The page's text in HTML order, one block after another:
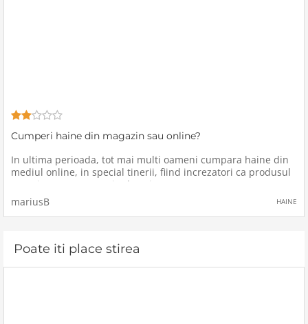
Cumperi haine din magazin sau online?
In ultima perioada, tot mai multi oameni cumpara haine din
mediul online, in special tinerii, fiind increzatori ca produsul
o sa vina exact cum e in descrierea acestora.Dupa parerea
mea, este mai ok sa vedeti produsul si sa-l probati, decat sa
va
mariusB HAINE
Poate iti place stirea